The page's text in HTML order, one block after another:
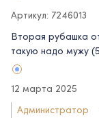
Артикул: 7246013
Вторая рубашка
такую надо мужу
12 марта 2025
Администратор